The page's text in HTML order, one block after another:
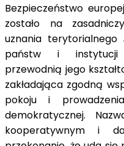
Bezpieczeństwo
zostało na
uznania terytorialnego
państw i instytucji
przewodnią jego
zakładająca zgodną
pokoju i
demokratycznej.
kooperatywnym i